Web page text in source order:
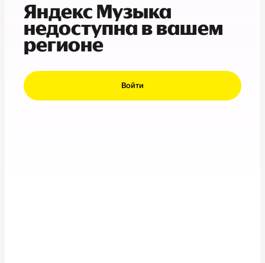
Яндекс Музыка
недоступна в вашем
регионе
Войти